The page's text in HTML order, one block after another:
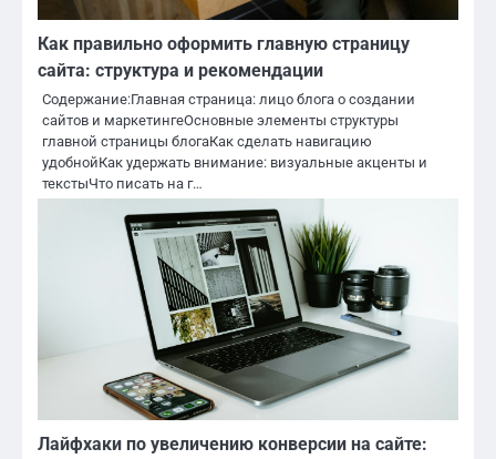
Как правильно оформить главную страницу
сайта: структура и рекомендации
Содержание:Главная страница: лицо блога о создании
сайтов и маркетингеОсновные элементы структуры
главной страницы блогаКак сделать навигацию
удобнойКак удержать внимание: визуальные акценты и
текстыЧто писать на г…
Лайфхаки по увеличению конверсии на сайте: